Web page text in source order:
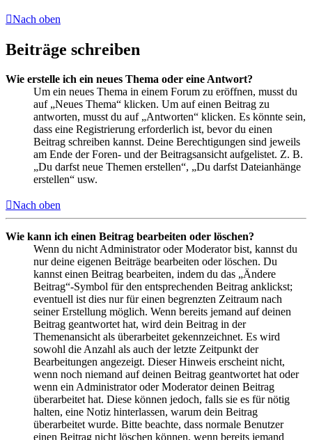
Nach oben
Beiträge schreiben
Wie erstelle ich ein neues Thema oder eine Antwort?
Um ein neues Thema in einem Forum zu eröffnen, musst du
auf „Neues Thema“ klicken. Um auf einen Beitrag zu
antworten, musst du auf „Antworten“ klicken. Es könnte sein,
dass eine Registrierung erforderlich ist, bevor du einen
Beitrag schreiben kannst. Deine Berechtigungen sind jeweils
am Ende der Foren- und der Beitragsansicht aufgelistet. Z. B.
„Du darfst neue Themen erstellen“, „Du darfst Dateianhänge
erstellen“ usw.
Nach oben
Wie kann ich einen Beitrag bearbeiten oder löschen?
Wenn du nicht Administrator oder Moderator bist, kannst du
nur deine eigenen Beiträge bearbeiten oder löschen. Du
kannst einen Beitrag bearbeiten, indem du das „Ändere
Beitrag“-Symbol für den entsprechenden Beitrag anklickst;
eventuell ist dies nur für einen begrenzten Zeitraum nach
seiner Erstellung möglich. Wenn bereits jemand auf deinen
Beitrag geantwortet hat, wird dein Beitrag in der
Themenansicht als überarbeitet gekennzeichnet. Es wird
sowohl die Anzahl als auch der letzte Zeitpunkt der
Bearbeitungen angezeigt. Dieser Hinweis erscheint nicht,
wenn noch niemand auf deinen Beitrag geantwortet hat oder
wenn ein Administrator oder Moderator deinen Beitrag
überarbeitet hat. Diese können jedoch, falls sie es für nötig
halten, eine Notiz hinterlassen, warum dein Beitrag
überarbeitet wurde. Bitte beachte, dass normale Benutzer
einen Beitrag nicht löschen können, wenn bereits jemand